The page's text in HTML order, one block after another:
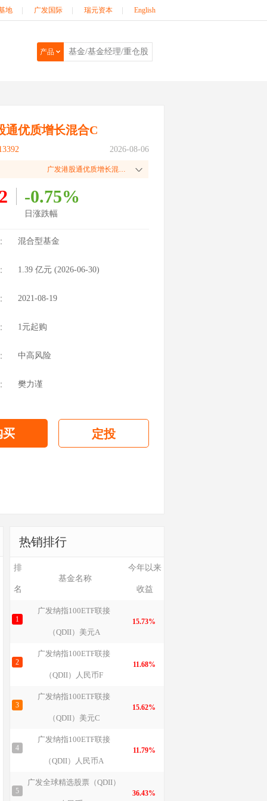
地 广发国际 瑞元资本 English
产品
通优质增长混合C
2026-08-06
广发港股通优质增长混合A
-0.75%
日涨跌幅
混合型基金
1.39 亿元 (2026-06-30)
2021-08-19
1元起购
中高风险
樊力谨
买 定投
热销排行
排
名
基金名称
今年以来
收益
1
广发纳指100ETF联接
（QDII）美元A
15.73%
2
广发纳指100ETF联接
（QDII）人民币F
11.68%
3
广发纳指100ETF联接
（QDII）美元C
15.62%
4
广发纳指100ETF联接
（QDII）人民币A
11.79%
5
广发全球精选股票（QDII）
36.43%